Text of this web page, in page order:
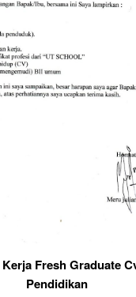
Fresh Graduate
Pendidikan